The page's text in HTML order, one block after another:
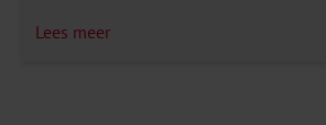
Lees meer